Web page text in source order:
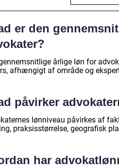
er den
årlige løn for
afhængigt af område og
påvirker
lønniveau påvirkes af
praksisstørrelse, geografisk
har